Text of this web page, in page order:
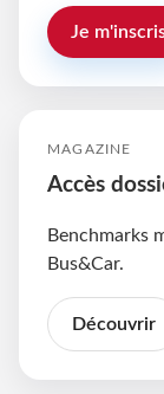
Je
MAGAZINE
Accès
Benchmarks
Bus&Car.
Découvrir